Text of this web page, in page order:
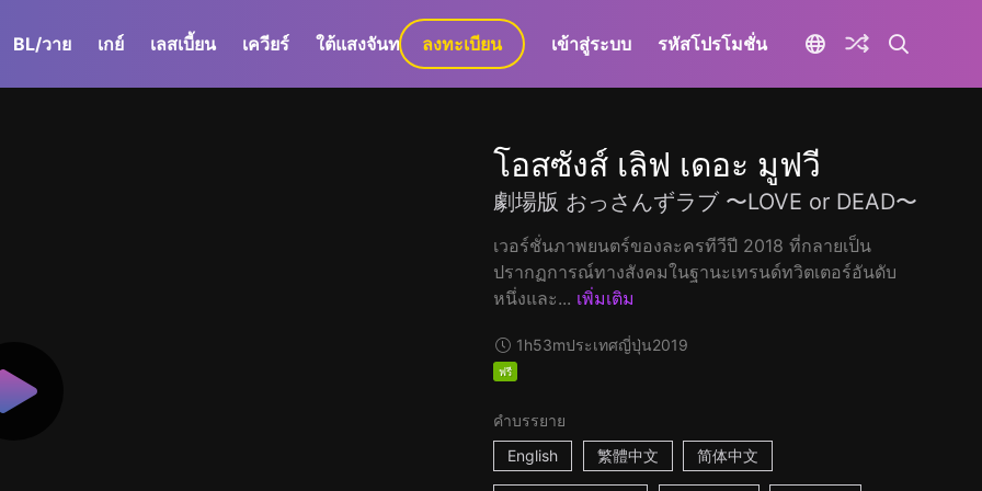
BL/วาย เกย์ เลสเบี้ยน เควียร์ ใต้แสงจันทร์ GaLa+
ลงทะเบียน เข้าสู่ระบบ รหัสโปรโมชั่น
โอสซังส์ เลิฟ เดอะ มูฟวี
劇場版 おっさんずラブ 〜LOVE or DEAD〜
เวอร์ชั่นภาพยนตร์ของละครทีวีปี 2018 ที่กลายเป็น
ปรากฏการณ์ทางสังคมในฐานะเทรนด์ทวิตเตอร์อันดับ
หนึ่งและ... เพิ่มเติม
1h53mประเทศญี่ปุ่น2019
ฟรี
คำบรรยาย
English
繁體中文 简体中文